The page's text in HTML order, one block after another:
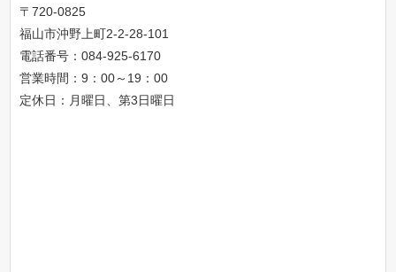
〒720-0825
福山市沖野上町2-2-28-101
電話番号：084-925-6170
営業時間：9：00～19：00
定休日：月曜日、第3日曜日